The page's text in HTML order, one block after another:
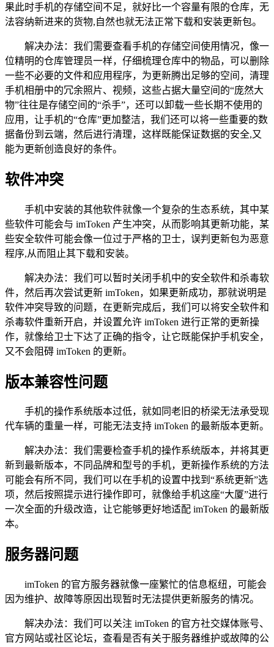
果此时手机的存储空间不足，就好比一个容量有限的仓库，无
法容纳新进来的货物,自然也就无法正常下载和安装更新包。
解决办法：我们需要查看手机的存储空间使用情况，像一
位精明的仓库管理员一样，仔细梳理仓库中的物品，可以删除
一些不必要的文件和应用程序，为更新腾出足够的空间，清理
手机相册中的冗余照片、视频，这些占据大量空间的“庞然大
物”往往是存储空间的“杀手”，还可以卸载一些长期不使用的
应用，让手机的“仓库”更加整洁，我们还可以将一些重要的数
据备份到云端，然后进行清理，这样既能保证数据的安全,又
能为更新创造良好的条件。
软件冲突
手机中安装的其他软件就像一个复杂的生态系统，其中某
些软件可能会与 imToken 产生冲突，从而影响其更新功能，某
些安全软件可能会像一位过于严格的卫士，误判更新包为恶意
程序,从而阻止其下载和安装。
解决办法：我们可以暂时关闭手机中的安全软件和杀毒软
件，然后再次尝试更新 imToken，如果更新成功，那就说明是
软件冲突导致的问题，在更新完成后，我们可以将安全软件和
杀毒软件重新开启，并设置允许 imToken 进行正常的更新操
作，就像给卫士下达了正确的指令，让它既能保护手机安全，
又不会阻碍 imToken 的更新。
版本兼容性问题
手机的操作系统版本过低，就如同老旧的桥梁无法承受现
代车辆的重量一样，可能无法支持 imToken 的最新版本更新。
解决办法：我们需要检查手机的操作系统版本，并将其更
新到最新版本，不同品牌和型号的手机，更新操作系统的方法
可能会有所不同，我们可以在手机的设置中找到“系统更新”选
项，然后按照提示进行操作即可，就像给手机这座“大厦”进行
一次全面的升级改造，让它能够更好地适配 imToken 的最新版
本。
服务器问题
imToken 的官方服务器就像一座繁忙的信息枢纽，可能会
因为维护、故障等原因出现暂时无法提供更新服务的情况。
解决办法：我们可以关注 imToken 的官方社交媒体账号、
官方网站或社区论坛，查看是否有关于服务器维护或故障的公